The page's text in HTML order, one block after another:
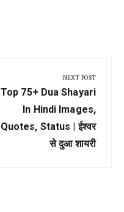
NEXT POST
Next
Post:
Top 75+ Dua Shayari
In Hindi Images,
Quotes, Status | ईश्वर
से दुआ शायरी